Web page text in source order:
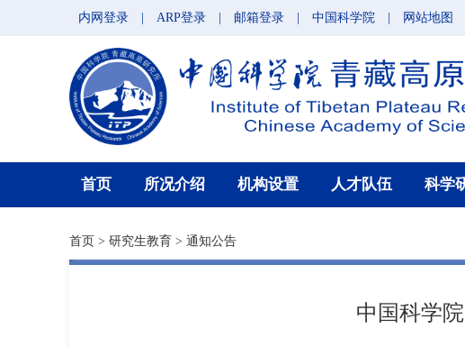
内网登录 ARP登录 邮箱登录 中国科学院 网站地图
首页 所况介绍 机构设置 人才队伍 科学
首页 > 研究生教育 > 通知公告
中国科学